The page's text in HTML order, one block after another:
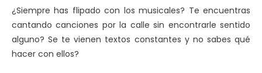
¿Siempre has flipado con los musicales? Te encuentras
cantando canciones por la calle sin encontrarle sentido
alguno? Se te vienen textos constantes y no sabes qué
hacer con ellos?